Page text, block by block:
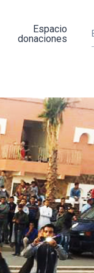
Espacio
donaciones